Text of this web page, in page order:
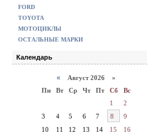
FORD
TOYOTA
МОТОЦИКЛЫ
ОСТАЛЬНЫЕ МАРКИ
Календарь
« Август 2026 »
Пн
Вт Ср Чт Пт Сб
Вс
1
2
3
4 5 6 7 8
9
10
11 12 13 14 15
16